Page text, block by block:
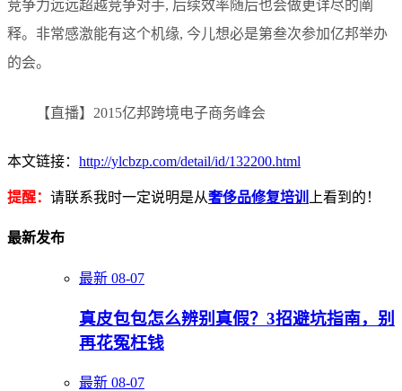
竞争力远远超越竞争对手, 后续效率随后也会做更详尽的阐
释。非常感激能有这个机缘, 今儿想必是第叁次参加亿邦举办
的会。
【直播】2015亿邦跨境电子商务峰会
本文链接： http://ylcbzp.com/detail/id/132200.html
提醒： 请联系我时一定说明是从奢侈品修复培训 上看到的！
最新发布
最新 08-07
真皮包包怎么辨别真假？3招避坑指南，别
再花冤枉钱
最新 08-07